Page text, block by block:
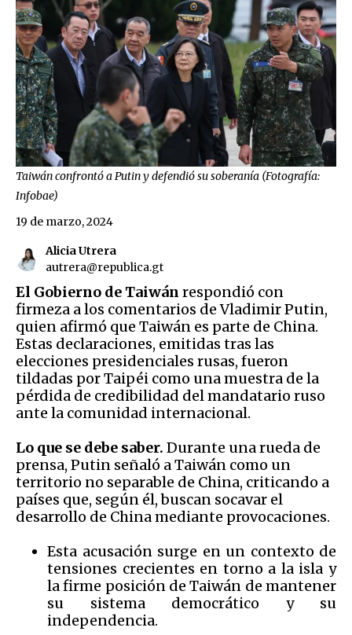
Taiwán confrontó a Putin y defendió su soberanía (Fotografía:
Infobae)
Alicia Utrera
autrera@republica.gt
19 de marzo, 2024
El Gobierno de Taiwán respondió con
firmeza a los comentarios de Vladimir Putin,
quien afirmó que Taiwán es parte de China.
Estas declaraciones, emitidas tras las
elecciones presidenciales rusas, fueron
tildadas por Taipéi como una muestra de la
pérdida de credibilidad del mandatario ruso
ante la comunidad internacional.
Lo que se debe saber. Durante una rueda de
prensa, Putin señaló a Taiwán como un
territorio no separable de China, criticando a
países que, según él, buscan socavar el
desarrollo de China mediante provocaciones.
Esta acusación surge en un contexto de
tensiones crecientes en torno a la isla y
la firme posición de Taiwán de mantener
su sistema democrático y su
independencia.